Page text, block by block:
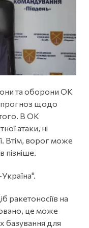
та оборони ОК
прогноз щодо
В ОК
атаки, ні
Втім, ворог може
пізніше.
ракетоносіїв на
це може
базування для